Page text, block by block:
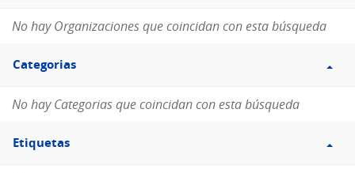
No hay Organizaciones que coincidan con esta búsqueda
Filtro
Categorias
Categorias
No hay Categorias que coincidan con esta búsqueda
Filtro
Etiquetas
Etiquetas